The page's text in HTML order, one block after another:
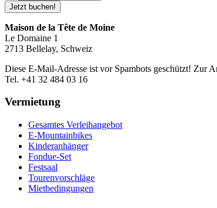
Maison de la Tête de Moine
Le Domaine 1
2713 Bellelay, Schweiz
Diese E-Mail-Adresse ist vor Spambots geschützt! Zur
Tel. +41 32 484 03 16
Vermietung
Gesamtes Verleihangebot
E-Mountainbikes
Kinderanhänger
Fondue-Set
Festsaal
Tourenvorschläge
Mietbedingungen